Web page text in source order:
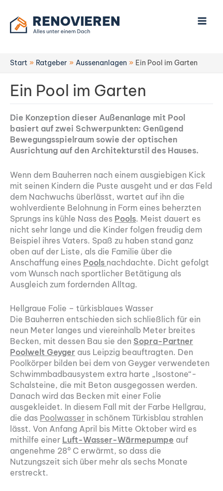
Inhalt
springen
Start Ratgeber Aussenanlagen Ein Pool im Garten
Ein Pool im Garten
Die Konzeption dieser Außenanlage mit Pool
basiert auf zwei Schwerpunkten: Genügend
Bewegungsspielraum sowie der optischen
Ausrichtung auf den Architekturstil des Hauses.
Wenn dem Bauherren nach einem ausgiebigen Kick
mit seinen Kindern die Puste ausgeht und er das Feld
dem Nachwuchs überlässt, wartet auf ihn die
wohlverdiente Belohnung in Form eines beherzten
Sprungs ins kühle Nass des Pools. Meist dauert es
nicht sehr lange und die Kinder folgen freudig dem
Beispiel ihres Vaters. Spaß zu haben stand ganz
oben auf der Liste, als die Familie über die
Anschaffung eines Pools nachdachte. Dicht gefolgt
vom Wunsch nach sportlicher Betätigung als
Ausgleich zum fordernden Alltag.
Hellgraue Folie – türkisblaues Wasser
Die Bauherren entschieden sich schließlich für ein
neun Meter langes und viereinhalb Meter breites
Becken, mit dessen Bau sie den Sopra-Partner
Poolwelt Geyger aus Leipzig beauftragten. Den
Poolkörper bilden bei dem von Geyger verwendeten
Schwimmbadbausystem extra harte „Isostone“-
Schalsteine, die mit Beton ausgegossen werden.
Danach wird das Becken mit einer Folie
ausgekleidet. In diesem Fall mit der Farbe Hellgrau,
die das Poolwasser in schönem Türkisblau strahlen
lässt. Von Anfang April bis Mitte Oktober wird es
mithilfe einer Luft-Wasser-Wärmepumpe auf
angenehme 28° C erwärmt, so dass die
Nutzungszeit sich über mehr als sechs Monate
erstreckt.